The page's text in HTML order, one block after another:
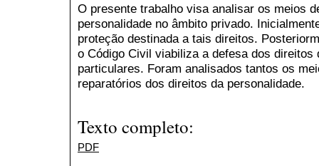
O presente trabalho visa analisar os meios
personalidade no âmbito privado.
proteção destinada a tais direitos.
o Código Civil viabiliza a defesa dos direitos
particulares. Foram analisados tantos os
reparatórios dos direitos da personalidade.
Texto completo:
PDF